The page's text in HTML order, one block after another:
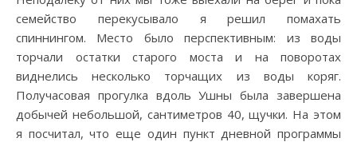
семейство перекусывало я решил помахать
спиннингом. Место было перспективным: из воды
торчали остатки старого моста и на поворотах
виднелись несколько торчащих из воды коряг.
Получасовая прогулка вдоль Ушны была завершена
добычей небольшой, сантиметров 40, щучки. На этом
я посчитал, что еще один пункт дневной программы